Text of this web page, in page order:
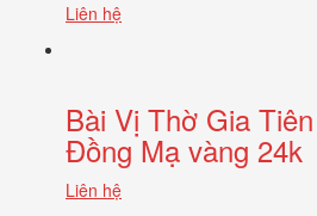
Liên hệ
Bài Vị Thờ Gia
Đồng Mạ vàng 24k
Liên hệ